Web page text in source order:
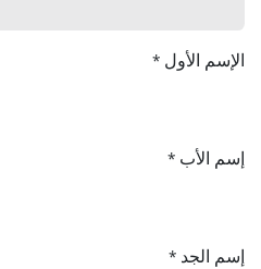
الإسم الأول *
إسم الأب *
إسم الجد *